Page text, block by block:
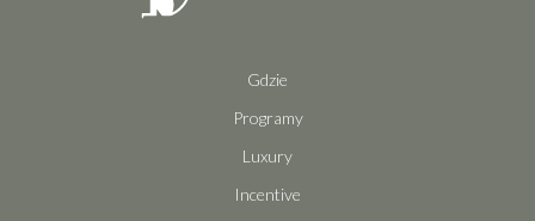
Gdzie
Programy
Luxury
Incentive